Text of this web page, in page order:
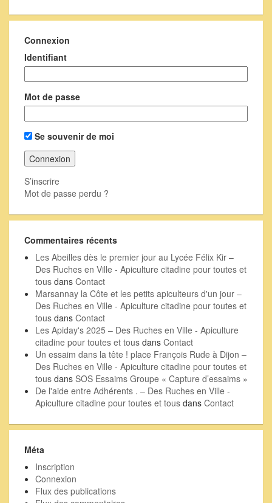
Connexion
Identifiant
Mot de passe
Se souvenir de moi
S’inscrire
Mot de passe perdu ?
Commentaires récents
Les Abeilles dès le premier jour au Lycée Félix Kir –
Des Ruches en Ville - Apiculture citadine pour toutes et
tous dans Contact
Marsannay la Côte et les petits apiculteurs d'un jour –
Des Ruches en Ville - Apiculture citadine pour toutes et
tous dans Contact
Les Apiday's 2025 – Des Ruches en Ville - Apiculture
citadine pour toutes et tous dans Contact
Un essaim dans la tête ! place François Rude à Dijon –
Des Ruches en Ville - Apiculture citadine pour toutes et
tous dans SOS Essaims Groupe « Capture d’essaims »
De l'aide entre Adhérents . – Des Ruches en Ville -
Apiculture citadine pour toutes et tous dans Contact
Méta
Inscription
Connexion
Flux des publications